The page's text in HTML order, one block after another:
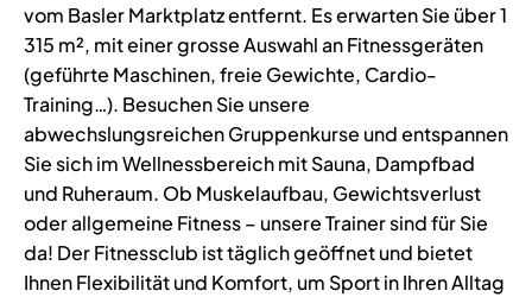
vom Basler Marktplatz entfernt. Es erwarten Sie über 1
315 m², mit einer grosse Auswahl an Fitnessgeräten
(geführte Maschinen, freie Gewichte, Cardio-
Training…). Besuchen Sie unsere
abwechslungsreichen Gruppenkurse und entspannen
Sie sich im Wellnessbereich mit Sauna, Dampfbad
und Ruheraum. Ob Muskelaufbau, Gewichtsverlust
oder allgemeine Fitness – unsere Trainer sind für Sie
da! Der Fitnessclub ist täglich geöffnet und bietet
Ihnen Flexibilität und Komfort, um Sport in Ihren Alltag